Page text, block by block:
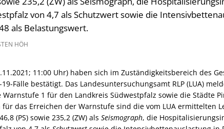
von 4,7 als Schutzwert sowie die
als Belastungswert.
HÖH
11:00 Uhr) haben sich im Zuständigkeitsbereich des
Fälle bestätigt. Das Landesuntersuchungsamt RLP (LUA)
Warnstufe 1 für den Landkreis Südwestpfalz sowie die Städte
das Erreichen der Warnstufe sind die vom LUA ermittelten
(PS) sowie 235,2 (ZW) als Seismograph, die